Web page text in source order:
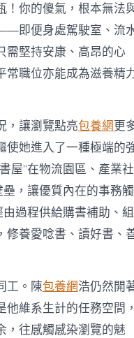
！你的傻氣，根本無法
即便身處駕駛室、流
需堅持安康、高昂的心
常職位亦能成為滋養精
，讓瀏覽點亮包養網更
她進入了一種極端的
屋”在物流園區、產業社
，讓優質內在的事務觸
過程供給購書補助、組
修養愛唸書、讀好書、
工。陳包養網浩仍然開
維系生計的任務空間，
，往感觸感染瀏覽的魅